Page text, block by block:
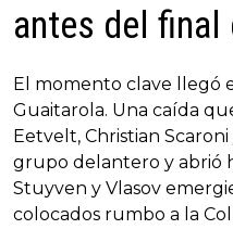
antes del final
El momento clave llegó
Guaitarola. Una caída
Eetvelt, Christian
grupo delantero y abrió
Stuyven y Vlasov
colocados rumbo a la